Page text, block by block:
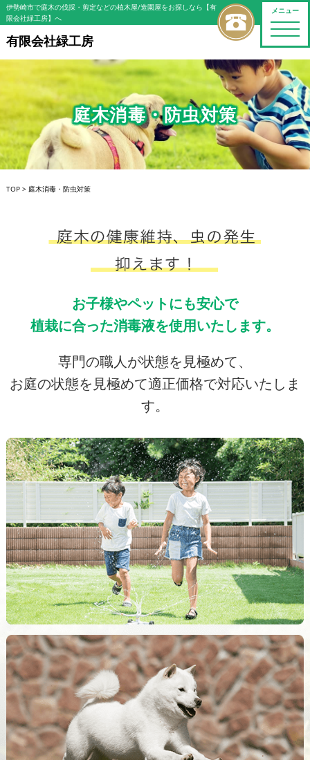
メニュー
toggle
伊勢崎市で庭木の伐採・剪定などの植木屋/造園屋をお探しなら【有
限会社緑工房】へ
有限会社緑工房
庭木消毒・防虫対策
TOP> 庭木消毒・防虫対策
お子様やペットにも安心で
植栽に合った消毒液を使用いたします。
専門の職人が状態を見極めて、
お庭の状態を見極めて適正価格で対応いたしま
す。